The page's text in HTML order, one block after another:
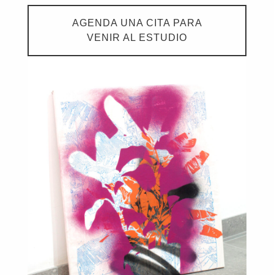
AGENDA UNA CITA PARA
VENIR AL ESTUDIO